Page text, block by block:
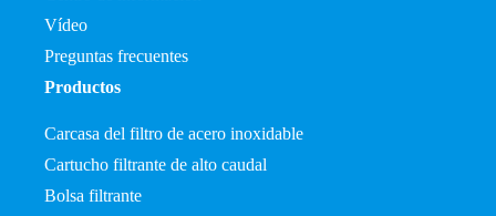
Vídeo
Preguntas frecuentes
Productos
Carcasa del filtro de acero inoxidable
Cartucho filtrante de alto caudal
Bolsa filtrante